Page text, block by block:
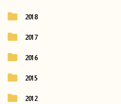
2018
2017
2016
2015
2012